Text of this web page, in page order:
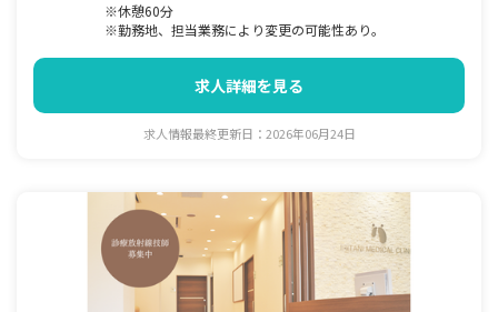
※休憩60分
※勤務地、担当業務により変更の可能性あり。
求人詳細を見る
求人情報最終更新日：2026年06月24日